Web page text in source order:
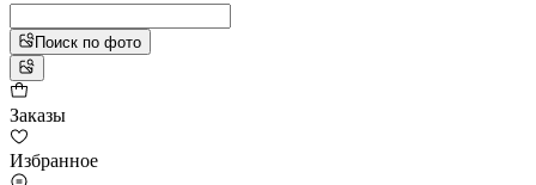
Поиск по фото
Заказы
Избранное